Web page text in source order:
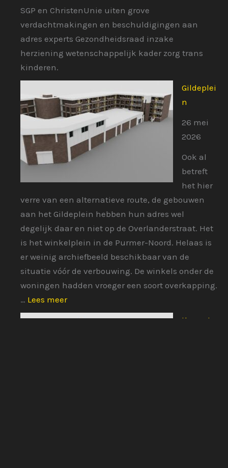
SGP en ChristenUnie uiten grove
verdachtmakingen en beschuldigingen aan
adres experts Gezondheidsraad inzake
herziening wetenschappelijk kader zorg trans
kinderen.
Gildeplei
n
26 mei
2026
Ook al
betreft
het hier
verre van een alternatieve route, de gebouwen
aan het Gildeplein hebben hun adres wel
degelijk daar en niet op de Overlanderstraat. Het
is het winkelplein in de Purmer-Noord. Helaas is
er weinig archiefbeeld beschikbaar van de
situatie vóór de verbouwing. De winkels onder de
woningen hadden vroeger een soort overkapping.
… Lees meer:
Gildeplein
Karosstr